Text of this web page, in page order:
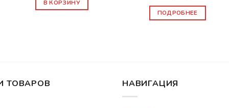
В КОРЗИНУ
ПОДРОБНЕЕ
ТОВАРОВ НАВИГАЦИЯ